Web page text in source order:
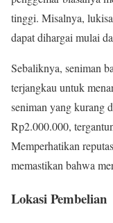
tinggi. Misalnya,
dapat dihargai mulai
Sebaliknya, seniman
terjangkau untuk
seniman yang kurang
Rp2.000.000,
Memperhatikan
memastikan bahwa
Lokasi Pembelian